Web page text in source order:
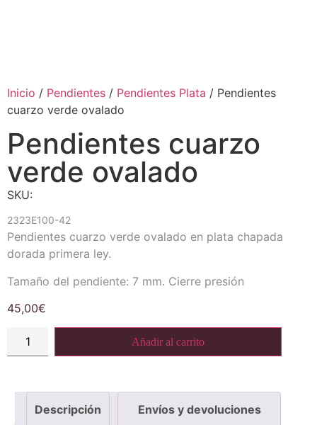
Inicio / Pendientes / Pendientes Plata / Pendientes
cuarzo verde ovalado
Pendientes cuarzo
verde ovalado
SKU:
2323E100-42
Pendientes cuarzo verde ovalado en plata chapada
dorada primera ley.
Tamaño del pendiente: 7 mm. Cierre presión
45,00€
Añadir al carrito
Descripción Envíos y devoluciones